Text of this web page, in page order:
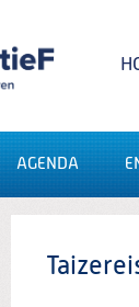
Zoeken:
AGENDA